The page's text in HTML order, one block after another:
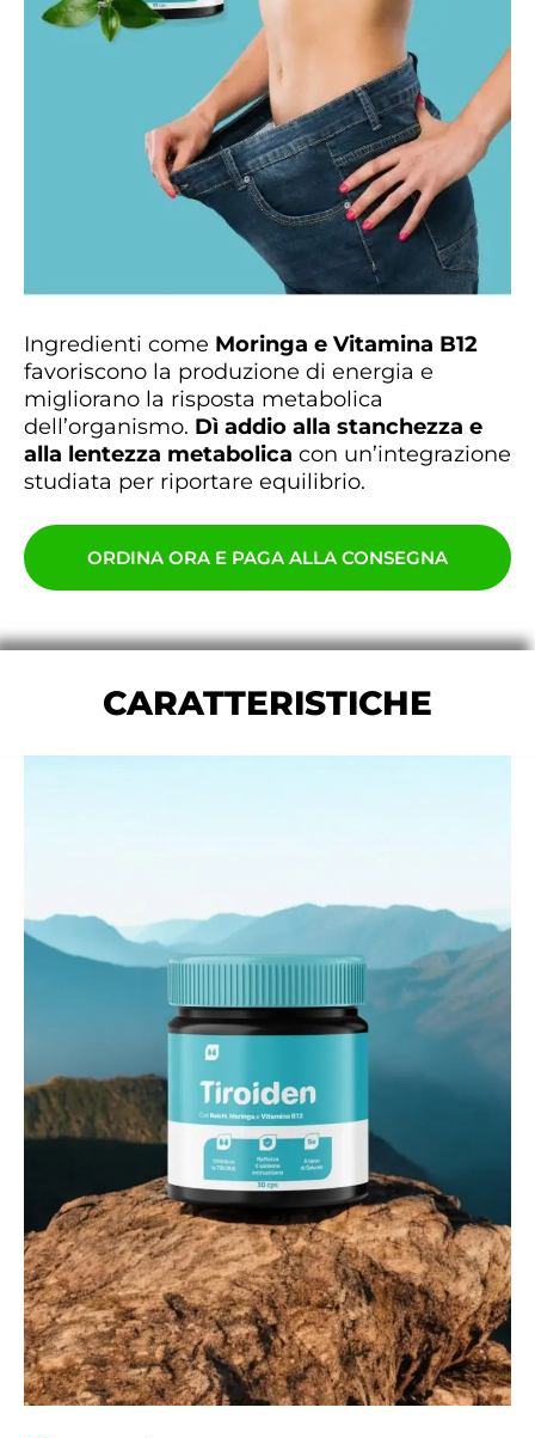
Ingredienti come Moringa e Vitamina B12
favoriscono la produzione di energia e
migliorano la risposta metabolica
dell’organismo. Dì addio alla stanchezza e
alla lentezza metabolica con un’integrazione
studiata per riportare equilibrio.
ORDINA ORA E PAGA ALLA CONSEGNA
CARATTERISTICHE